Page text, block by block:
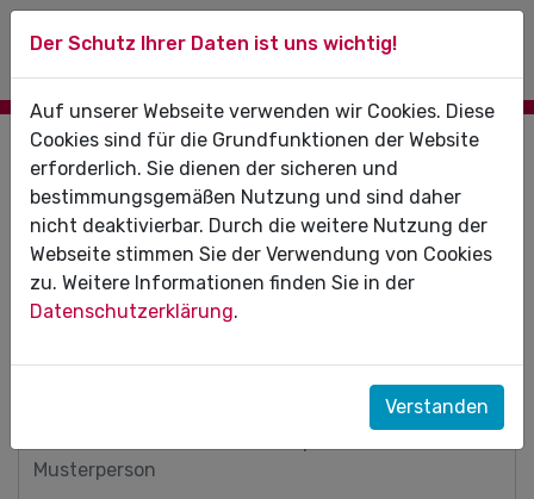
Anmeldung zurSprechstunde
„Praxislotse"
(Mit * versehene Felder sind Pflichtfelder.)
Der Schutz Ihrer Daten ist uns wichtig!
Auf unserer Webseite verwenden wir Cookies. Diese
Cookies sind für die Grundfunktionen der Website
erforderlich. Sie dienen der sicheren und
bestimmungsgemäßen Nutzung und sind daher
nicht deaktivierbar. Durch die weitere Nutzung der
Webseite stimmen Sie der Verwendung von Cookies
zu. Weitere Informationen finden Sie in der
Datenschutzerklärung.
Verstanden